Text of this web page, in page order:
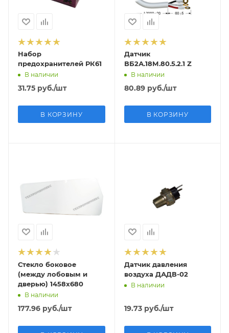
Набор
предохранителей РК61
В наличии
31.75 руб./шт
В КОРЗИНУ
Датчик
ВБ2А.18М.80.5.2.1 Z
В наличии
80.89руб./шт
В КОРЗИНУ
Стекло боковое
(между лобовым и
дверью) 1458х680
В наличии
177.96 руб./шт
Датчик давления
воздуха ДАДВ-02
В наличии
19.73руб./шт